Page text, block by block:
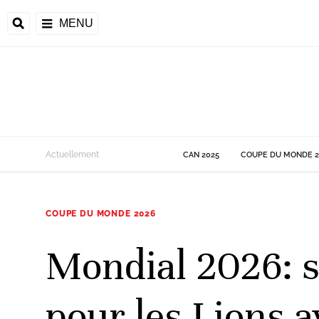
MENU
de la CAF
de l'UEFA
Actuellement CAN 2025 COUPE DU MONDE
COUPE DU MONDE 2026
Mondial 2026: